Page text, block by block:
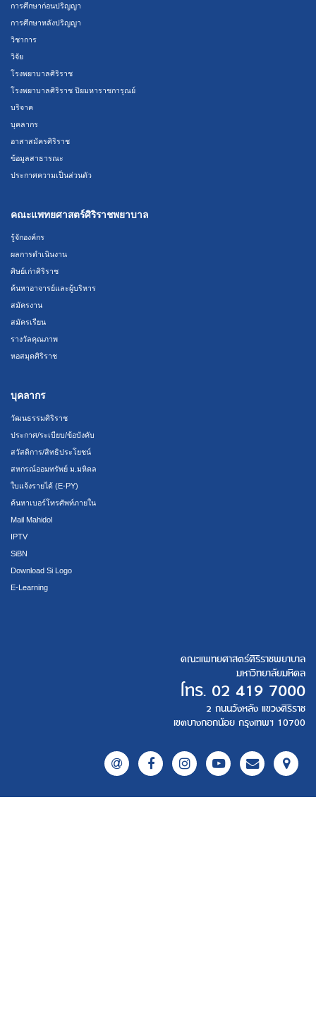
การศึกษาก่อนปริญญา
การศึกษาหลังปริญญา
วิชาการ
วิจัย
โรงพยาบาลศิริราช
โรงพยาบาลศิริราช ปิยมหาราชการุณย์
บริจาค
บุคลากร
อาสาสมัครศิริราช
ข้อมูลสาธารณะ
ประกาศความเป็นส่วนตัว
คณะแพทยศาสตร์ศิริราชพยาบาล
รู้จักองค์กร
ผลการดำเนินงาน
ศิษย์เก่าศิริราช
ค้นหาอาจารย์และผู้บริหาร
สมัครงาน
สมัครเรียน
รางวัลคุณภาพ
หอสมุดศิริราช
บุคลากร
วัฒนธรรมศิริราช
ประกาศ/ระเบียบ/ข้อบังคับ
สวัสดิการ/สิทธิประโยชน์
สหกรณ์ออมทรัพย์ ม.มหิดล
ใบแจ้งรายได้ (E-PY)
ค้นหาเบอร์โทรศัพท์ภายใน
Mail Mahidol
IPTV
SiBN
Download Si Logo
E-Learning
คณะแพทยศาสตร์ศิริราชพยาบาล
มหาวิทยาลัยมหิดล
โทร. 02 419 7000
2 ถนนวังหลัง แขวงศิริราช
เขตบางกอกน้อย กรุงเทพฯ 10700